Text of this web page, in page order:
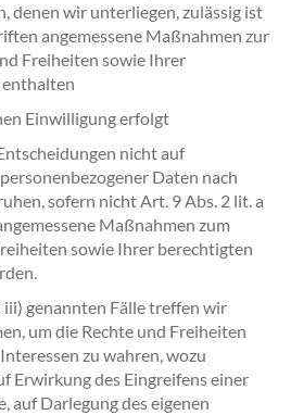
denen wir unterliegen, zulässig ist
angemessene Maßnahmen zur
Freiheiten sowie Ihrer
Einwilligung erfolgt
nicht auf
Daten nach
sofern nicht Art. 9 Abs. 2 lit. a
Maßnahmen zum
sowie Ihrer berechtigten
genannten Fälle treffen wir
um die Rechte und Freiheiten
zu wahren, wozu
Erwirkung des Eingreifens einer
auf Darlegung des eigenen